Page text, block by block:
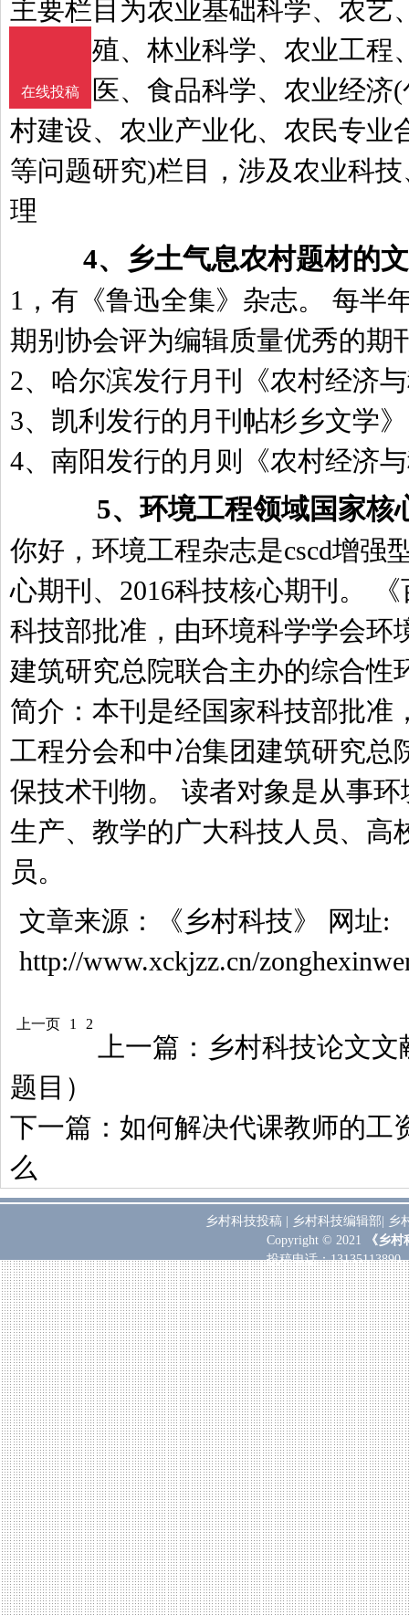
主要栏目为农业基础科学、农艺
水产养殖、林业科学、农业工
牧、兽医、食品科学、农业经
村建设、农业产业化、农民专业
等问题研究)栏目，涉及农业科
理
4、 乡土气息农村题材的
1，有《鲁迅全集》杂志。 每半
期别协会评为编辑质量优秀的期
2、哈尔滨发行月刊《农村经济
3、凯利发行的月刊帖杉乡文学》
4、南阳发行的月则《农村经济
5、环境工程领域国家核
你好，环境工程杂志是cscd增强
心期刊、2016科技核心期刊。
科技部批准，由环境科学学会环
建筑研究总院联合主办的综合性
简介：本刊是经国家科技部批准
工程分会和中冶集团建筑研究总
保技术刊物。 读者对象是从事
生产、教学的广大科技人员、高
员。
文章来源：
《乡村科技》
网址:
http://www.xckjzz.cn/
上一页 1 2
上一篇： 乡村科技论文
题目）
下一篇： 如何解决代课教师的工
么
乡村科技投稿 乡村科技编辑部
乡
Copyright © 2021
《乡
投稿电话：13135113890
在线投稿